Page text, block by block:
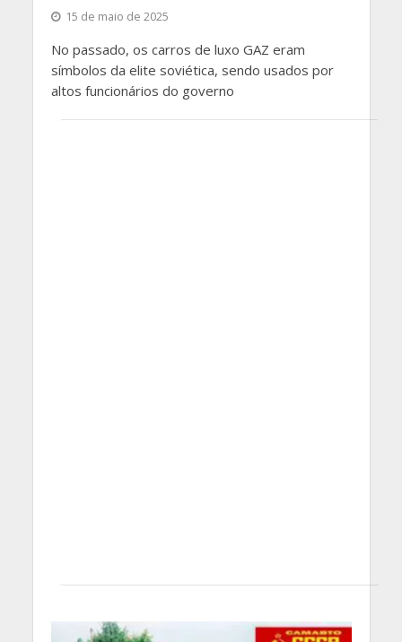
15 de maio de 2025
No passado, os carros de luxo GAZ eram
símbolos da elite soviética, sendo usados ​​por
altos funcionários do governo